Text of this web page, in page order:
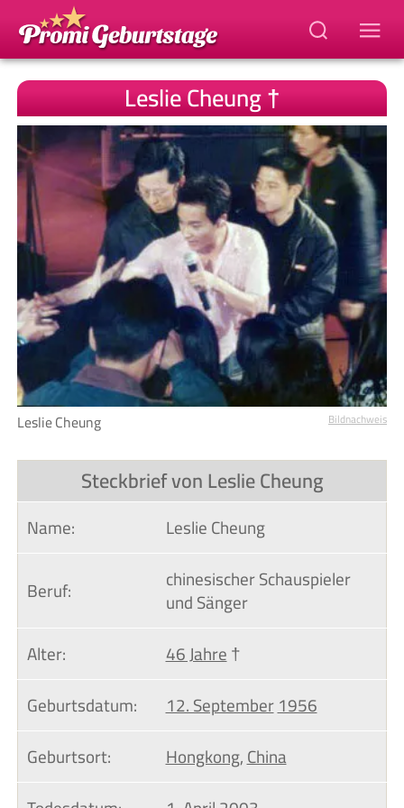
Leslie Cheung †
Leslie Cheung Bildnachweis
Steckbrief von Leslie Cheung
Name:
Leslie Cheung
Beruf:
chinesischer Schauspieler
und Sänger
Alter:
46 Jahre†
Geburtsdatum:
12. September1956
Geburtsort:
Hongkong,China